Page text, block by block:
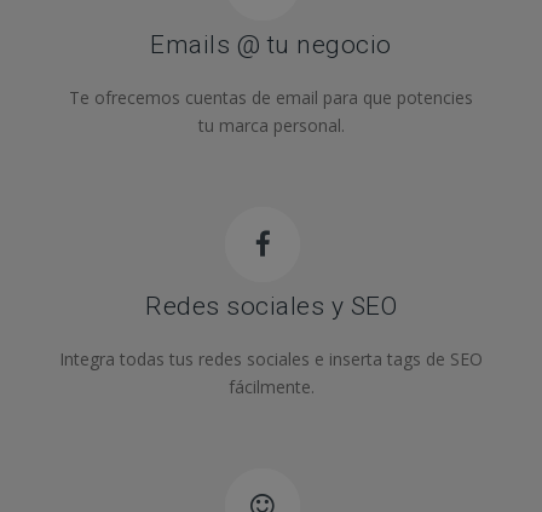
Emails @ tu negocio
Te ofrecemos cuentas de email para que potencies
tu marca personal.
Redes sociales y SEO
Integra todas tus redes sociales e inserta tags de SEO
fácilmente.